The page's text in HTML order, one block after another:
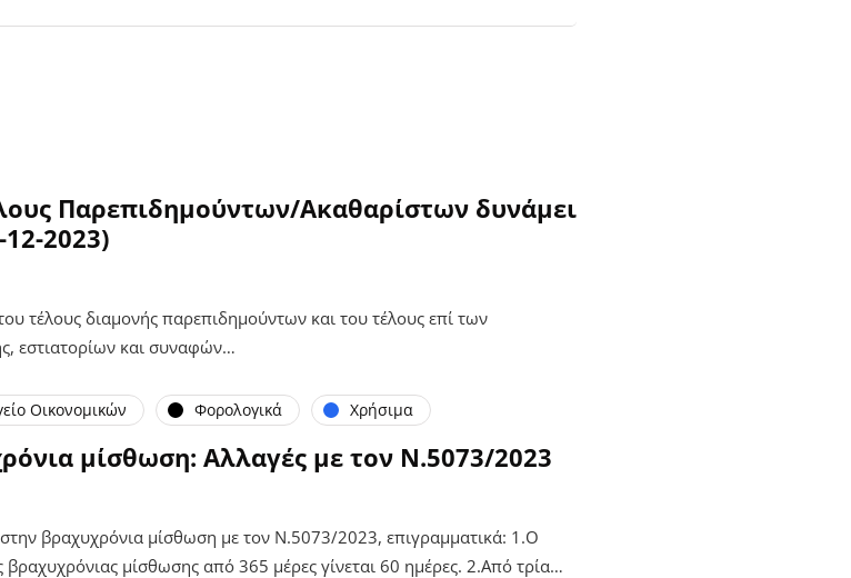
Παρεπιδημούντων/Ακαθαρίστων δυνάμει
2023)
τέλους διαμονής παρεπιδημούντων και του τέλους επί των
εστιατορίων και συναφών…
Οικονομικών Φορολογικά Χρήσιμα
μίσθωση: Αλλαγές με τον Ν.5073/2023
βραχυχρόνια μίσθωση με τον Ν.5073/2023, επιγραμματικά: 1.Ο
βραχυχρόνιας μίσθωσης από 365 μέρες γίνεται 60 ημέρες. 2.Από τρία…